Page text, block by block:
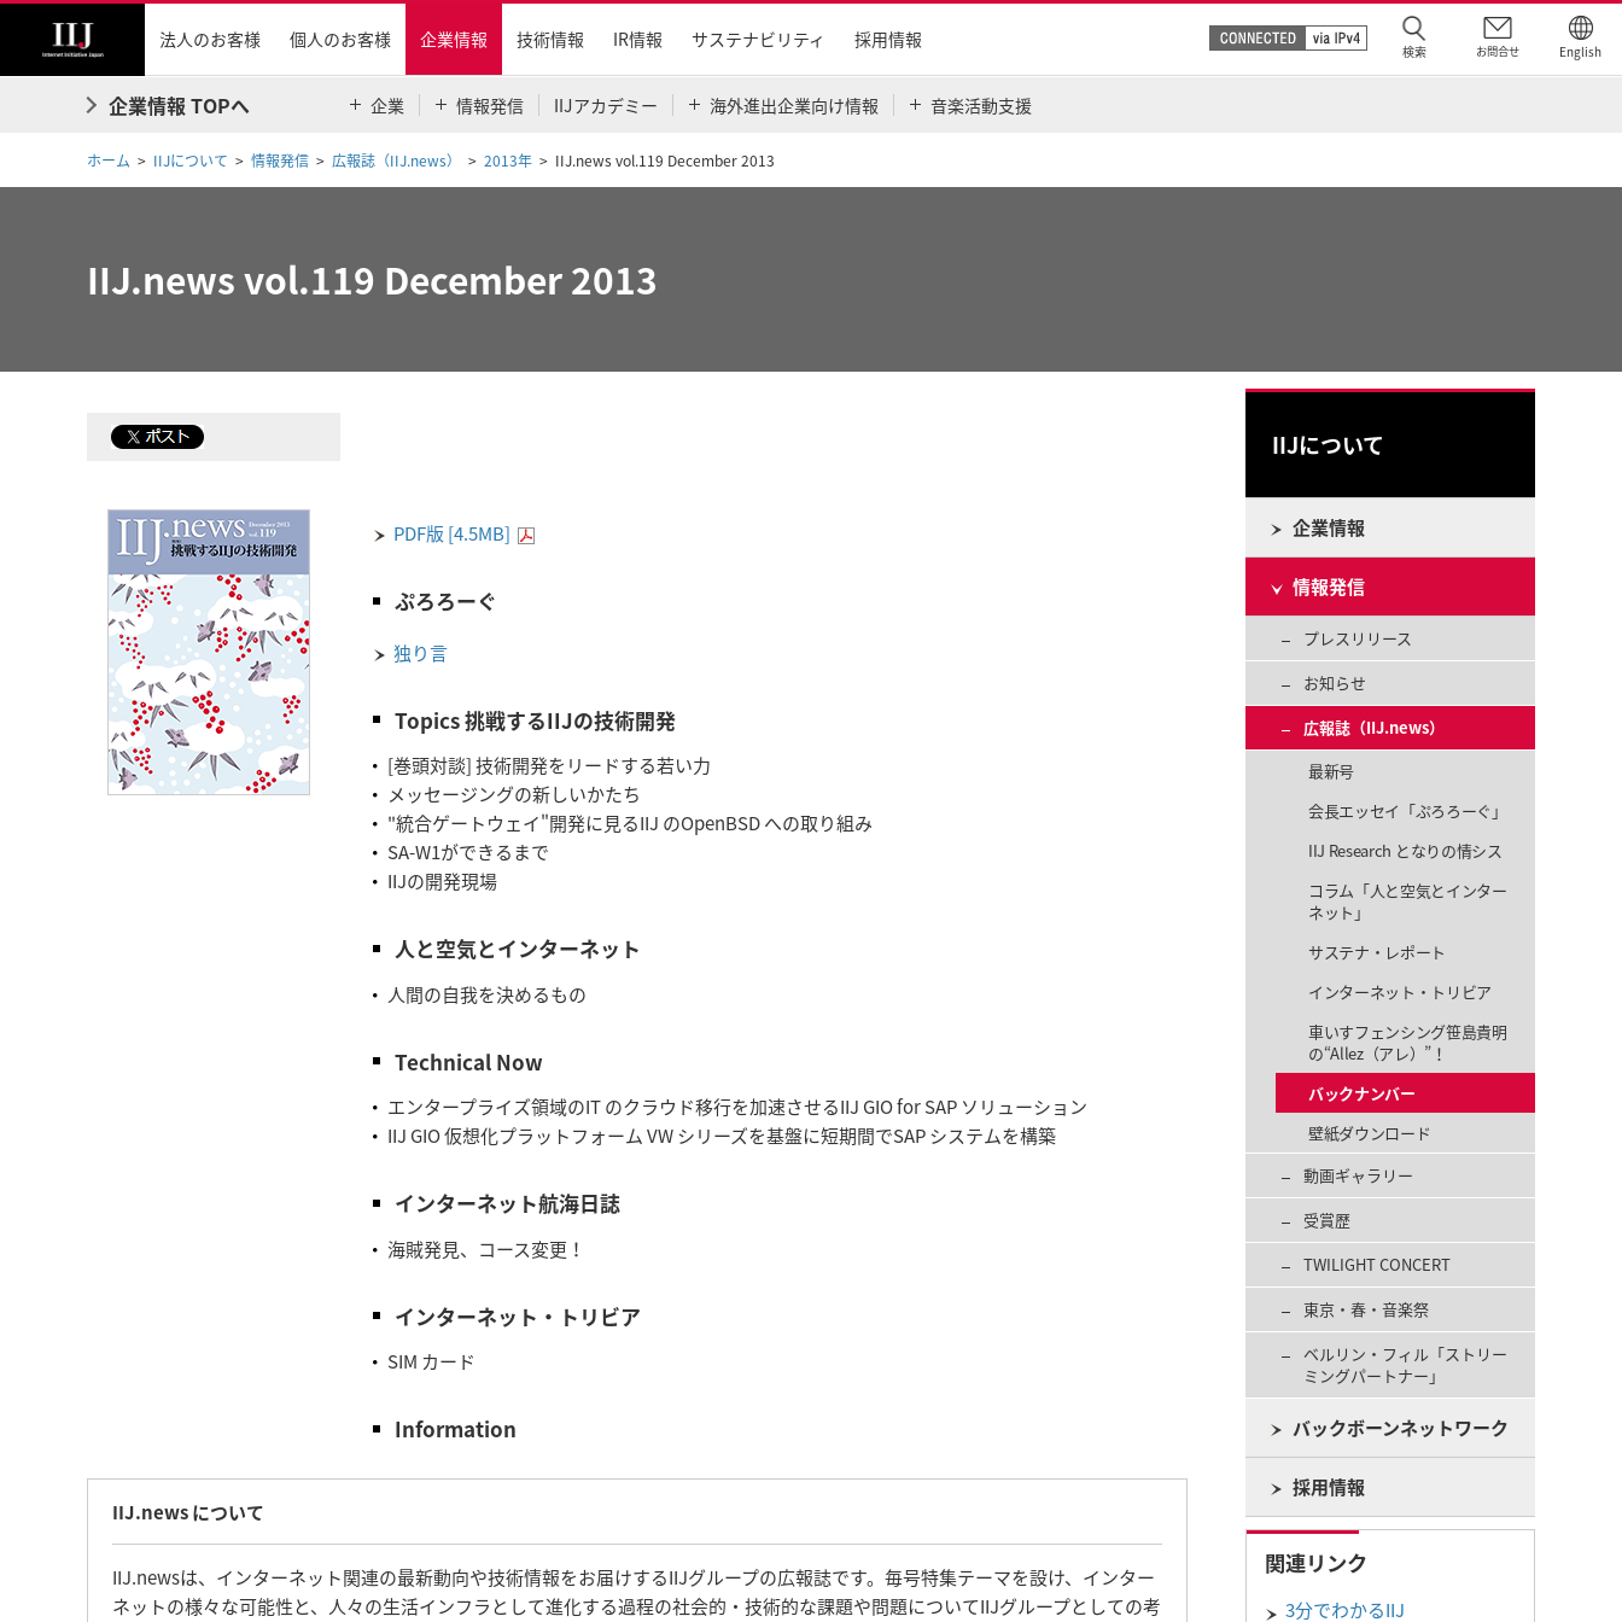
法人のお客様 個人のお客様 企業情報 技術情報 IR情報 サステナビリティ 採用情報
検索 お問合せ English
企業情報 TOPへ 企業 情報発信 IIJアカデミー 海外進出企業向け情報 音楽活動支援
ホーム IIJについて 情報発信 広報誌（IIJ.news） 2013年 IIJ.news vol.119 December 2013
IIJ.news vol.119 December 2013
PDF版 [4.5MB]
ぷろろーぐ
独り言
Topics 挑戦するIIJの技術開発
[巻頭対談] 技術開発をリードする若い力
メッセージングの新しいかたち
"統合ゲートウェイ"開発に見るIIJ のOpenBSD への取り組み
SA-W1ができるまで
IIJの開発現場
人と空気とインターネット
人間の自我を決めるもの
Technical Now
エンタープライズ領域のIT のクラウド移行を加速させるIIJ GIO for SAP ソリューション
IIJ GIO 仮想化プラットフォーム VW シリーズを基盤に短期間でSAP システムを構築
インターネット航海日誌
海賊発見、コース変更！
インターネット・トリビア
SIM カード
Information
IIJ.news について
IIJ.newsは、インターネット関連の最新動向や技術情報をお届けするIIJグループの広報誌です。毎号特集テーマを設け、インター
ネットの様々な可能性と、人々の生活インフラとして進化する過程の社会的・技術的な課題や問題についてIIJグループとしての考
IIJについて
企業情報
情報発信
プレスリリース
お知らせ
広報誌（IIJ.news）
最新号
会長エッセイ「ぷろろーぐ」
IIJ Research となりの情シス
コラム「人と空気とインター
ネット」
サステナ・レポート
インターネット・トリビア
車いすフェンシング笹島貴明
の“Allez（アレ）”！
バックナンバー
壁紙ダウンロード
動画ギャラリー
受賞歴
TWILIGHT CONCERT
東京・春・音楽祭
ベルリン・フィル「ストリー
ミングパートナー」
バックボーンネットワーク
採用情報
関連リンク
3分でわかるIIJ